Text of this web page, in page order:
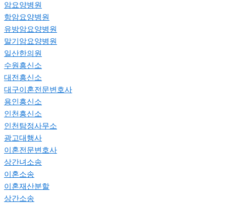
암요양병원
항암요양병원
유방암요양병원
말기암요양병원
일산한의원
수원흥신소
대전흥신소
대구이혼전문변호사
용인흥신소
인천흥신소
인천탐정사무소
광고대행사
이혼전문변호사
상간녀소송
이혼소송
이혼재산분할
상간소송